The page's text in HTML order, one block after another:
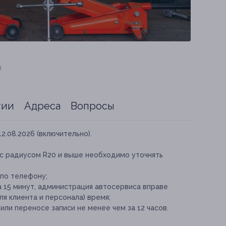
Адреса Вопросы
(включительно).
радиусом R20 и выше необходимо уточнять
телефону;
минут, администрация автосервиса вправе
клиента и персонала) время;
переносе записи не менее чем за 12 часов.